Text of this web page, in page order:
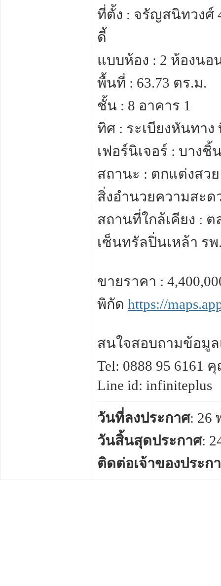
ที่ตั้ง : จรัญสนิทวงศ์
ดี้
แบบห้อง : 2 ห้องนอ
พื้นที่ : 63.73 ตร.ม.
ชั้น : 8 อาคาร 1
ทิศ : ระเบียงหันทา
เฟอร์นิเจอร์ : บาง
สถานะ : ตกแต่งสว
สิ่งอำนวยความสะด
สถานที่ใกล้เคียง :
เซ็นทรัลปิ่นเหล้า ร
ขายราคา :
พิกัด https://
สนใจสอบถามข้อมูล
Tel: 0888 95 6161
Line id: infiniteplus
วันที่ลงประกาศ: 26
วันสิ้นสุดประกาศ:
ติดต่อเจ้าของประก